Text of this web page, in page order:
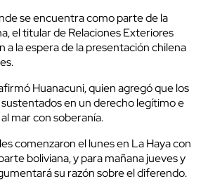
se encuentra como parte de la
el titular de Relaciones Exteriores
a la espera de la presentación chilena
Huanacuni, quien agregó que los
en un derecho legítimo e
mar con soberanía.
comenzaron el lunes en La Haya con
boliviana, y para mañana jueves y
su razón sobre el diferendo.